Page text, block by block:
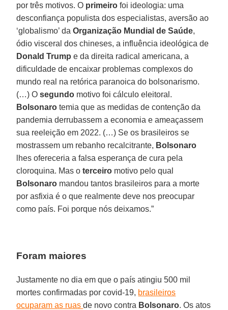
por três motivos. O primeiro foi ideologia: uma
desconfiança populista dos especialistas, aversão ao
‘globalismo’ daOrganização Mundial de Saúde,
ódio visceral dos chineses, a influência ideológica de
Donald Trump e da direita radical americana, a
dificuldade de encaixar problemas complexos do
mundo real na retórica paranoica do bolsonarismo.
(…) Osegundo motivo foi cálculo eleitoral.
Bolsonaro temia que as medidas de contenção da
pandemia derrubassem a economia e ameaçassem
sua reeleição em 2022. (…) Se os brasileiros se
mostrassem um rebanho recalcitrante, Bolsonaro
lhes ofereceria a falsa esperança de cura pela
cloroquina. Mas oterceiro motivo pelo qual
Bolsonaro mandou tantos brasileiros para a morte
por asfixia é o que realmente deve nos preocupar
como país. Foi porque nós deixamos.”
Foram maiores
Justamente no dia em que o país atingiu 500 mil
mortes confirmadas por covid-19, brasileiros
ocuparam as ruasde novo contra Bolsonaro. Os atos